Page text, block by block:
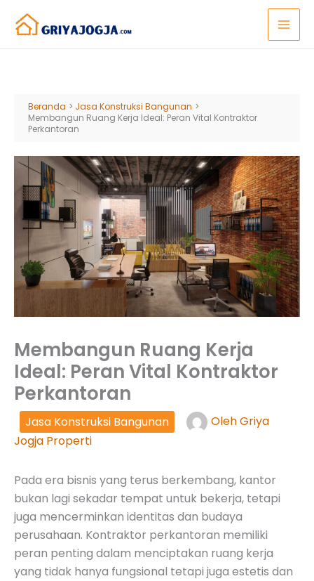
konten
Beranda
Jasa Konstruksi Bangunan
Membangun Ruang Kerja Ideal: Peran Vital Kontraktor
Perkantoran
Membangun Ruang Kerja
Ideal: Peran Vital Kontraktor
Perkantoran
Jasa Konstruksi Bangunan OlehGriya
Jogja Properti
Pada era bisnis yang terus berkembang, kantor
bukan lagi sekadar tempat untuk bekerja, tetapi
juga mencerminkan identitas dan budaya
perusahaan. Kontraktor perkantoran memiliki
peran penting dalam menciptakan ruang kerja
yang tidak hanya fungsional tetapi juga estetis dan